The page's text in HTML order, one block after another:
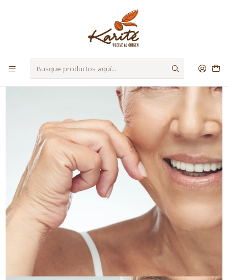
Despacho a Regiones a través de Starken y Bluexpress
Materias Primas Activos